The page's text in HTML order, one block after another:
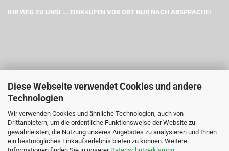
Diese Webseite verwendet Cookies und andere
Technologien
Wir verwenden Cookies und ähnliche Technologien, auch von
Drittanbietern, um die ordentliche Funktionsweise der Website zu
gewährleisten, die Nutzung unseres Angebotes zu analysieren und Ihnen
ein bestmögliches Einkaufserlebnis bieten zu können. Weitere
IHR WEG ZU UNS! ... EINKAUFEN VOR ORT NUR NACH ABSPRACHE!